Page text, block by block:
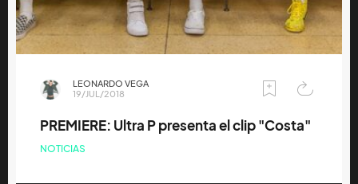
LEONARDO VEGA
19/JUL/2018
PREMIERE: Ultra P presenta el clip "Costa"
NOTICIAS